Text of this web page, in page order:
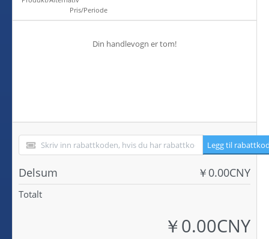
Pris/Periode
Din handlevogn er tom!
Legg til
Delsum ￥0.00CNY
Totalt
￥0.00CNY